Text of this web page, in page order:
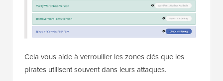
Cela vous aide à verrouiller les zones clés que les
pirates utilisent souvent dans leurs attaques.